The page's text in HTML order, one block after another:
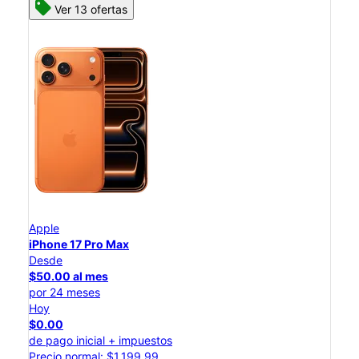
Ver 13 ofertas
Apple
iPhone 17 Pro Max
Desde
$50.00 al mes
por 24 meses
Hoy
$0.00
de pago inicial + impuestos